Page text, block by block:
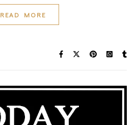
READ MORE